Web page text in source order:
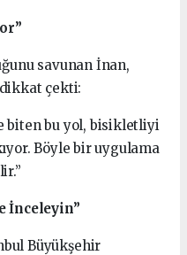
savunan İnan,
dikkat çekti:
biten bu yol, bisikletliyi
Böyle bir uygulama
İnceleyin”
Büyükşehir